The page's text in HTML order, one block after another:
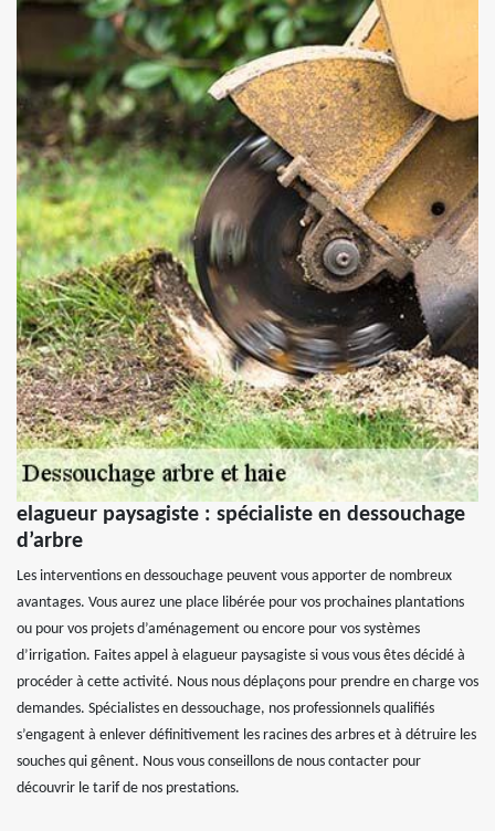
elagueur paysagiste : spécialiste en dessouchage
d’arbre
Les interventions en dessouchage peuvent vous apporter de nombreux
avantages. Vous aurez une place libérée pour vos prochaines plantations
ou pour vos projets d’aménagement ou encore pour vos systèmes
d’irrigation. Faites appel à elagueur paysagiste si vous vous êtes décidé à
procéder à cette activité. Nous nous déplaçons pour prendre en charge vos
demandes. Spécialistes en dessouchage, nos professionnels qualifiés
s’engagent à enlever définitivement les racines des arbres et à détruire les
souches qui gênent. Nous vous conseillons de nous contacter pour
découvrir le tarif de nos prestations.